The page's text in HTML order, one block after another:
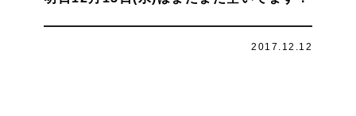
2017.12.12